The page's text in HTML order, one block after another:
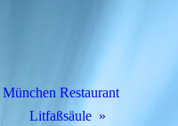
München Restaurant
Litfaßsäule